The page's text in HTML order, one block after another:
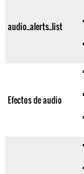
audio_alerts_list
Efectos de audio